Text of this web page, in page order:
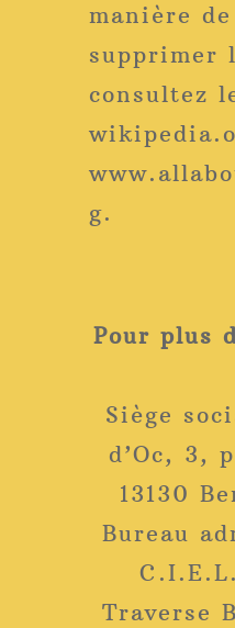
manière
supprimer
consultez
g.
Pour plus
Siège
d’Oc, 3,
13130
Bureau
Traverse